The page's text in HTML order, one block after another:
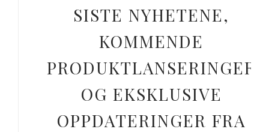
SISTE NYHETENE,
KOMMENDE
PRODUKTLANSERINGER
OG EKSKLUSIVE
OPPDATERINGER FRA